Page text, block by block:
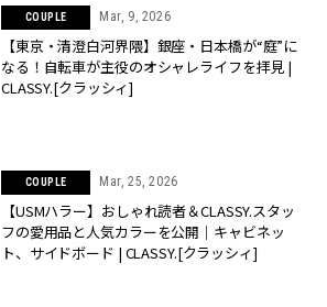
COUPLE Mar, 9, 2026
【東京・清澄白河界隈】銀座・日本橋が“庭”に
なる！自転車が主役のオシャレライフを拝見 |
CLASSY.[クラッシィ]
COUPLE Mar, 25, 2026
【USMハラー】おしゃれ読者＆CLASSY.スタッ
フの愛用品と人気カラーを公開｜キャビネッ
ト、サイドボード | CLASSY.[クラッシィ]